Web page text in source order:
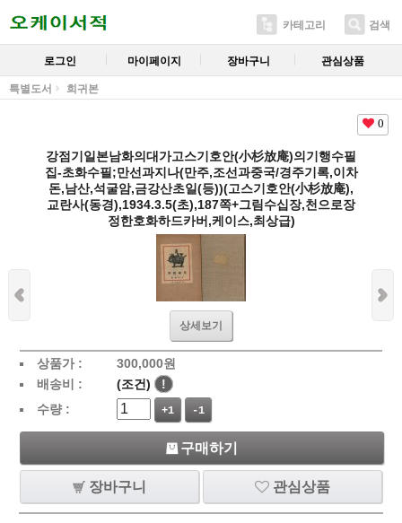
카테고리 검색
로그인 마이페이지 장바구니 관심상품
특별도서 희귀본
0
강점기일본남화의대가고스기호안(小杉放庵)의기행수필
집-초화수필;만선과지나(만주,조선과중국/경주기록,이차
돈,남산,석굴암,금강산초일(등))(고스기호안(小杉放庵),
교란사(동경),1934.3.5(초),187쪽+그림수십장,천으로장
정한호화하드카버,케이스,최상급)
상세보기
상품가 : 300,000원
배송비 :
(조건)
!
수량 :
+1 -1
구매하기
장바구니 관심상품